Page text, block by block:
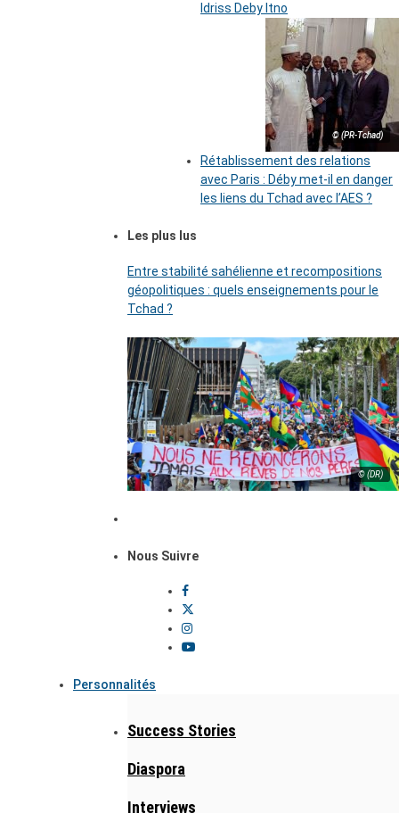
Idriss Deby Itno
© (PR-Tchad)
Rétablissement des relations
avec Paris : Déby met-il en danger
les liens du Tchad avec l’AES ?
Les plus lus
Entre stabilité sahélienne et recompositions
géopolitiques : quels enseignements pour le
Tchad ?
© (DR)
Nous Suivre
Personnalités
Success Stories
Diaspora
Interviews